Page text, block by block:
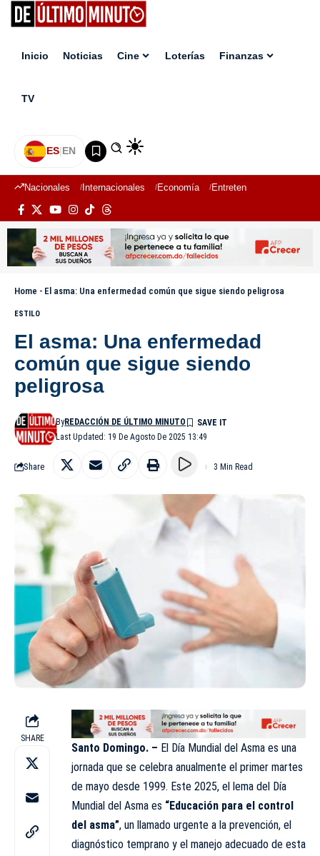
Inicio Noticias Cine Loterías Finanzas
TV
ES|EN
Nacionales Internacionales Economía Entretenimiento
Home - El asma: Una enfermedad común que sigue siendo peligrosa
ESTILO
El asma: Una enfermedad
común que sigue siendo
peligrosa
Last Updated: 19 De Agosto De 2025 13:49
ByREDACCIÓN DE ÚLTIMO MINUTO
Share 3 Min Read
SHARE
Santo Domingo. – El Día Mundial del Asma es una
jornada que se celebra anualmente el primer martes
de mayo desde 1999. Este 2025, el lema del Día
Mundial del Asma es “Educación para el control
del asma”, un llamado urgente a la prevención, el
diagnóstico temprano y el manejo adecuado de esta